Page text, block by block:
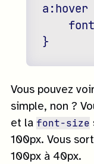
Vous pouvez
simple, non ?
et la font-size
100px. Vous
100px à 40px.